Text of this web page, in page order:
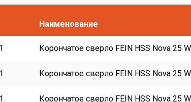
Наименование
Корончатое сверло FEIN HSS Nova 25
Корончатое сверло FEIN HSS Nova 25
Корончатое сверло FEIN HSS Nova 25